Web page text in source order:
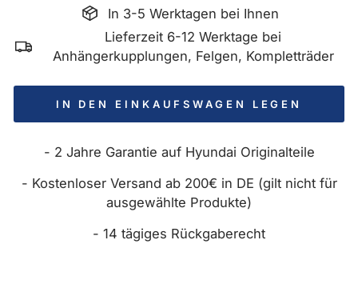
In 3-5 Werktagen bei Ihnen
Lieferzeit 6-12 Werktage bei
Anhängerkupplungen, Felgen, Kompletträder
IN DEN EINKAUFSWAGEN LEGEN
- 2 Jahre Garantie auf Hyundai Originalteile
- Kostenloser Versand ab 200€ in DE (gilt nicht für
ausgewählte Produkte)
- 14 tägiges Rückgaberecht